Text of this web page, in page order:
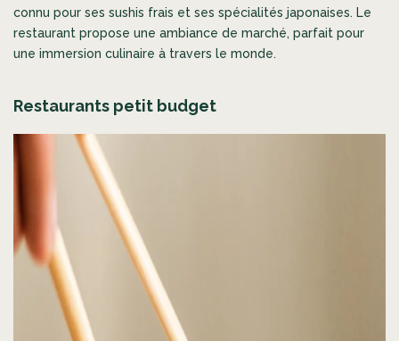
connu pour ses sushis frais et ses spécialités japonaises. Le
restaurant propose une ambiance de marché, parfait pour
une immersion culinaire à travers le monde.
Restaurants petit budget